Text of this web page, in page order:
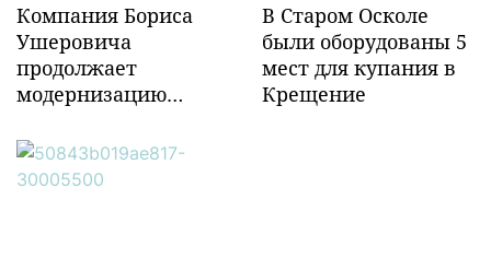
Компания Бориса
Ушеровича
продолжает
модернизацию
инфраструктуры в
Забайкалье
В Старом Осколе
были оборудованы 5
мест для купания в
Крещение